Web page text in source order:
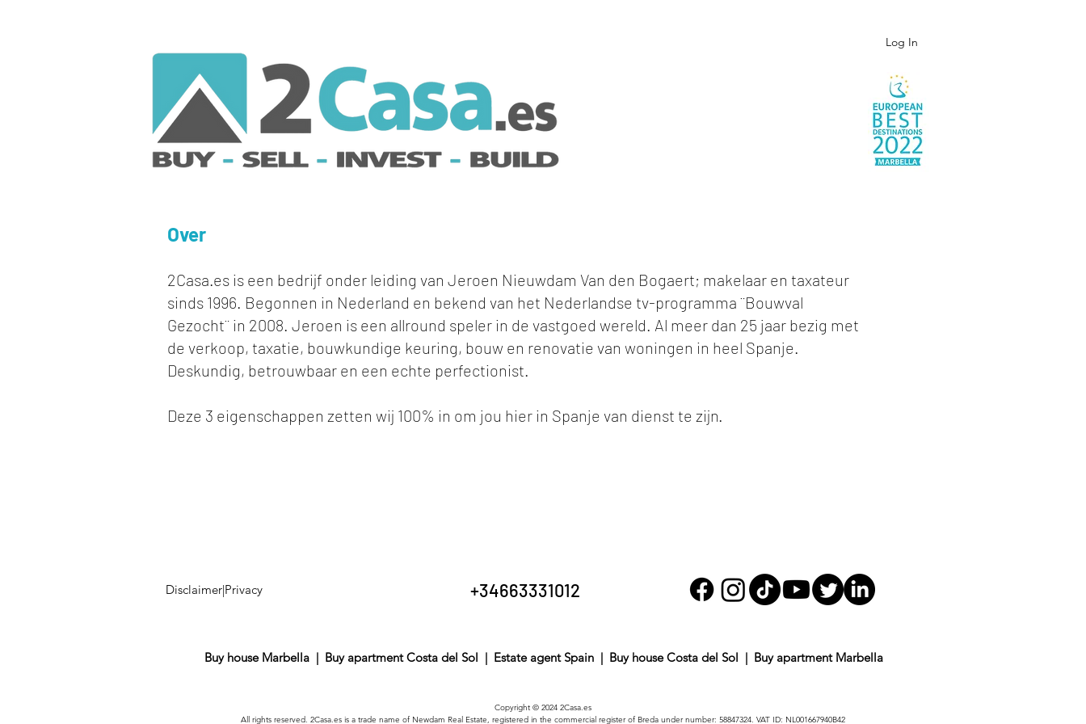
Log In
Over
2Casa.es is een bedrijf onder leiding van Jeroen Nieuwdam Van den Bogaert; makelaar en taxateur
sinds 1996. Begonnen in Nederland en bekend van het Nederlandse tv-programma ¨Bouwval
Gezocht¨ in 2008. Jeroen is een allround speler in de vastgoed wereld. Al meer dan 25 jaar bezig met
de verkoop, taxatie, bouwkundige keuring, bouw en renovatie van woningen in heel Spanje.
Deskundig, betrouwbaar en een echte perfectionist.
Deze 3 eigenschappen zetten wij 100% in om jou hier in Spanje van dienst te zijn.
Disclaimer|Privacy +34663331012
Buy house Marbella| Buy apartment Costa del Sol | Estate agent Spain| Buy house Costa del Sol | Buy apartment Marbella
Copyright © 2024 2Casa.es
All rights reserved. 2Casa.es is a trade name of Newdam Real Estate, registered in the commercial register of Breda under number: 58847324. VAT ID: NL001667940B42